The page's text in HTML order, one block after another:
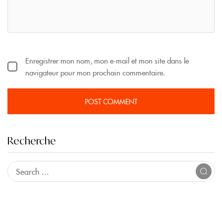
Recherche
Enregistrer mon nom, mon e-mail et mon site dans le
navigateur pour mon prochain commentaire.